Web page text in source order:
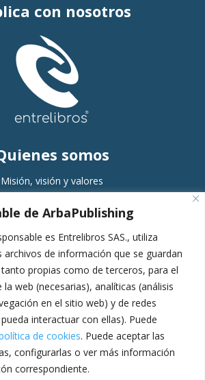
de ArbaPublishing
es Entrelibros SAS., utiliza
archivos de información que se guardan
propias como de terceros, para el
web (necesarias), analíticas (análisis
en el sitio web) y de redes
interactuar con ellas). Puede
de cookies. Puede aceptar las
configurarlas o ver más información
correspondiente.
con nosotros
somos
Misión, visión y valores
Equipo
Servicios
Planeación
Gestión
Producción
Pospublicación
Escuela de formación